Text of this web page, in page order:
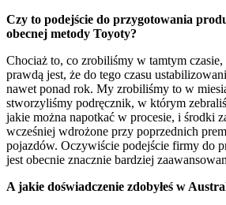
Czy to podejście do przygotowania
obecnej metody Toyoty?
Chociaż to, co zrobiliśmy w tamtym czasie,
prawdą jest, że do tego czasu
nawet ponad rok. My zrobiliśmy to w
stworzyliśmy podręcznik, w którym
jakie można napotkać w procesie, i środki
wcześniej wdrożone przy poprzednich
pojazdów. Oczywiście podejście firmy do
jest obecnie znacznie bardziej
A jakie doświadczenie zdobyłeś w